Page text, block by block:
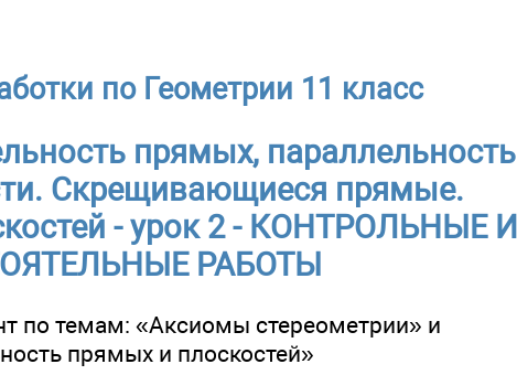
по Геометрии 11 класс
прямых, параллельность
Скрещивающиеся прямые.
- урок 2 - КОНТРОЛЬНЫЕ И
РАБОТЫ
по темам: «Аксиомы стереометрии» и
прямых и плоскостей»